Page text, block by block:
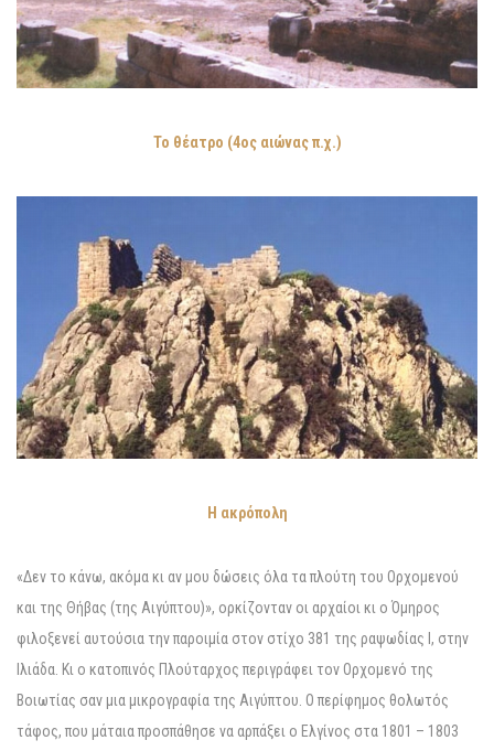
Το θέατρο (4ος αιώνας π.χ.)
Η ακρόπολη
«Δεν το κάνω, ακόμα κι αν μου δώσεις όλα τα πλούτη του Ορχομενού
και της Θήβας (της Αιγύπτου)», ορκίζονταν οι αρχαίοι κι ο Όμηρος
φιλοξενεί αυτούσια την παροιμία στον στίχο 381 της ραψωδίας Ι, στην
Ιλιάδα. Κι ο κατοπινός Πλούταρχος περιγράφει τον Ορχομενό της
Βοιωτίας σαν μια μικρογραφία της Αιγύπτου. Ο περίφημος θολωτός
τάφος, που μάταια προσπάθησε να αρπάξει ο Ελγίνος στα 1801 – 1803